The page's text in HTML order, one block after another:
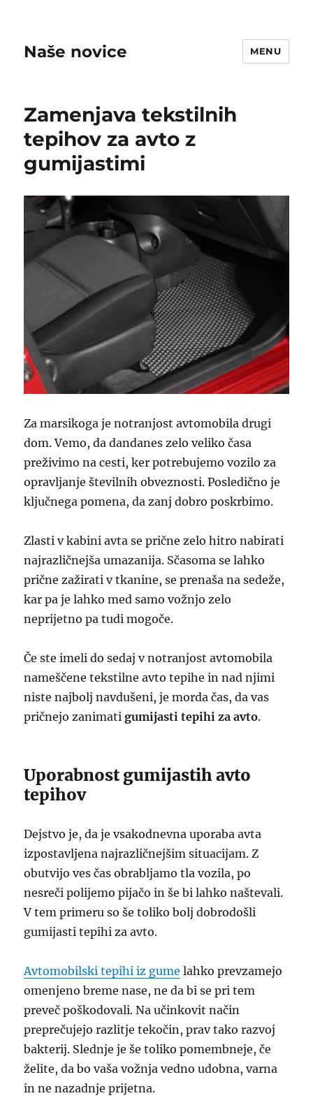
Naše novice MENU
Zamenjava tekstilnih
tepihov za avto z
gumijastimi
Za marsikoga je notranjost avtomobila drugi
dom. Vemo, da dandanes zelo veliko časa
preživimo na cesti, ker potrebujemo vozilo za
opravljanje številnih obveznosti. Posledično je
ključnega pomena, da zanj dobro poskrbimo.
Zlasti v kabini avta se prične zelo hitro nabirati
najrazličnejša umazanija. Sčasoma se lahko
prične zažirati v tkanine, se prenaša na sedeže,
kar pa je lahko med samo vožnjo zelo
neprijetno pa tudi mogoče.
Če ste imeli do sedaj v notranjost avtomobila
nameščene tekstilne avto tepihe in nad njimi
niste najbolj navdušeni, je morda čas, da vas
pričnejo zanimatigumijasti tepihi za avto.
Uporabnost gumijastih avto
tepihov
Dejstvo je, da je vsakodnevna uporaba avta
izpostavljena najrazličnejšim situacijam. Z
obutvijo ves čas obrabljamo tla vozila, po
nesreči polijemo pijačo in še bi lahko naštevali.
V tem primeru so še toliko bolj dobrodošli
gumijasti tepihi za avto.
Avtomobilski tepihi iz gume lahko prevzamejo
omenjeno breme nase, ne da bi se pri tem
preveč poškodovali. Na učinkovit način
preprečujejo razlitje tekočin, prav tako razvoj
bakterij. Slednje je še toliko pomembneje, če
želite, da bo vaša vožnja vedno udobna, varna
in ne nazadnje prijetna.